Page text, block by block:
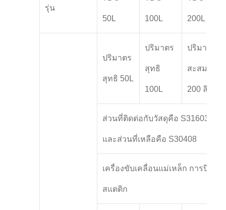
รุ่น
50L 100L 200L
ปริมาตร
สุทธิ 50L
ปริมาตร
สุทธิ
100L
ปริมาณ
สะสม
200 ลิตร
ส่วนที่ติดต่อกับวัสดุคือ S31603
และส่วนที่เหลือคือ S30408
เครื่องขับเคลื่อนแม่เหล็ก การปิด
สแตติก